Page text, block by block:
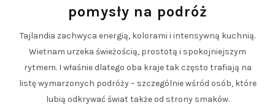
pomysły na podróż
Tajlandia zachwyca energią, kolorami i intensywną kuchnią.
Wietnam urzeka świeżością, prostotą i spokojniejszym
rytmem. I właśnie dlatego oba kraje tak często trafiają na
listę wymarzonych podróży – szczególnie wśród osób, które
lubią odkrywać świat także od strony smaków.